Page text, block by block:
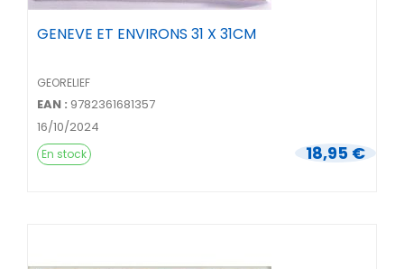
GENEVE ET ENVIRONS 31 X 31CM
GEORELIEF
EAN : 9782361681357
16/10/2024
18,95 €
En stock